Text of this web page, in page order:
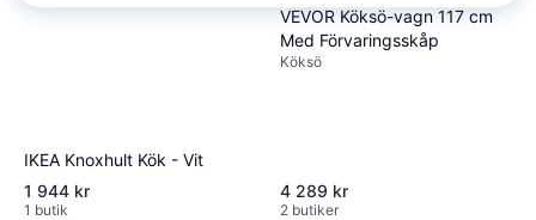
IKEA Knoxhult Kök - Vit
1 944 kr
1 butik
VEVOR Köksö-vagn 117 cm
Med Förvaringsskåp
Köksö
4 289 kr
2 butiker